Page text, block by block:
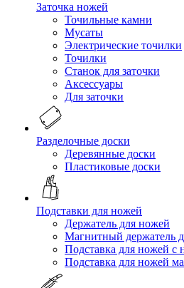
Заточка ножей
Точильные камни
Мусаты
Электрические точилки
Точилки
Станок для заточки
Аксессуары
Для заточки
Разделочные доски
Деревянные доски
Пластиковые доски
Подставки для ножей
Держатель для ножей
Магнитный держатель
Подставка для ножей с
Подставка для ножей